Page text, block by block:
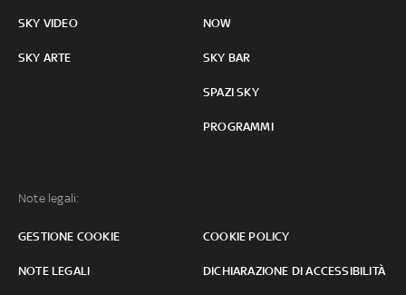
SKY VIDEO
SKY ARTE
NOW
SKY BAR
SPAZI SKY
PROGRAMMI
Note legali:
GESTIONE COOKIE COOKIE POLICY
NOTE LEGALI DICHIARAZIONE DI ACCESSIBILITÀ